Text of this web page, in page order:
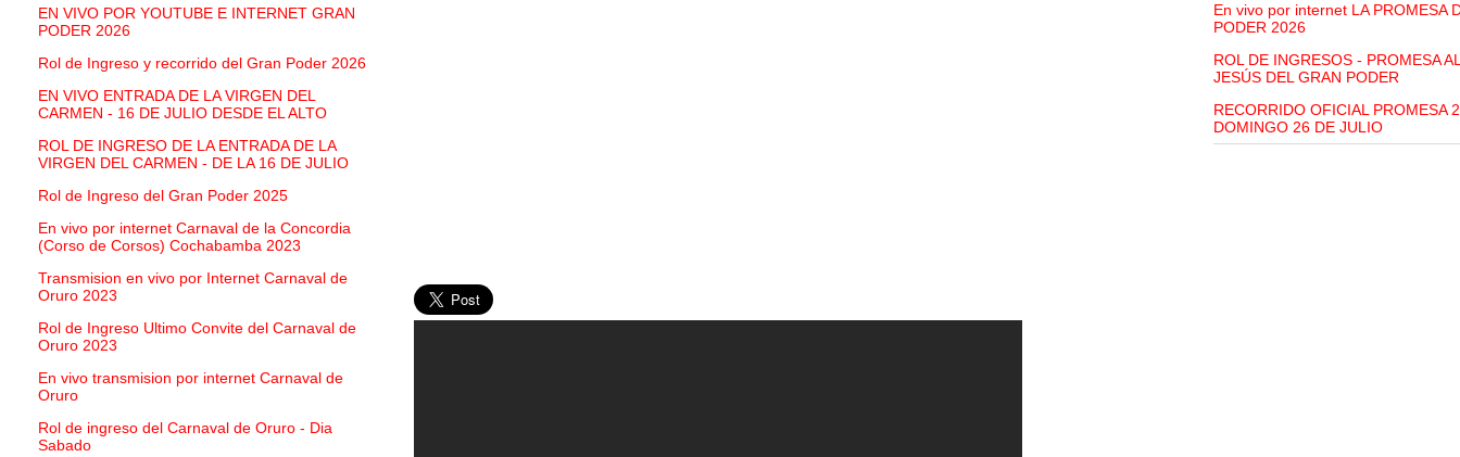
EN VIVO POR YOUTUBE E INTERNET GRAN
PODER 2026
Rol de Ingreso y recorrido del Gran Poder 2026
EN VIVO ENTRADA DE LA VIRGEN DEL
CARMEN - 16 DE JULIO DESDE EL ALTO
ROL DE INGRESO DE LA ENTRADA DE LA
VIRGEN DEL CARMEN - DE LA 16 DE JULIO
Rol de Ingreso del Gran Poder 2025
En vivo por internet Carnaval de la Concordia
(Corso de Corsos) Cochabamba 2023
Transmision en vivo por Internet Carnaval de
Oruro 2023
Rol de Ingreso Ultimo Convite del Carnaval de
Oruro 2023
En vivo transmision por internet Carnaval de
Oruro
Rol de ingreso del Carnaval de Oruro - Dia
Sabado
En vivo por internet LA PROMESA
PODER 2026
ROL DE INGRESOS - PROMESA
JESÚS DEL GRAN PODER
RECORRIDO OFICIAL PROMESA
DOMINGO 26 DE JULIO